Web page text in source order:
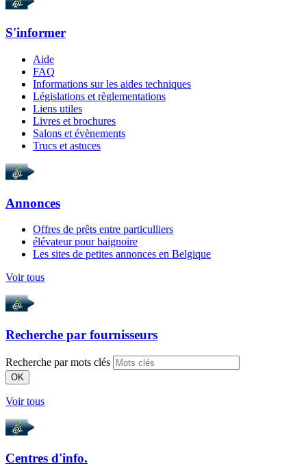
S'informer
Aide
FAQ
Informations sur les aides techniques
Législations et règlementations
Liens utiles
Livres et brochures
Salons et évènements
Trucs et astuces
Annonces
Offres de prêts entre particulliers
élévateur pour baignoire
Les sites de petites annonces en Belgique
Voir tous
Recherche par fournisseurs
Recherche par mots clés
OK
Voir tous
Centres d'info.